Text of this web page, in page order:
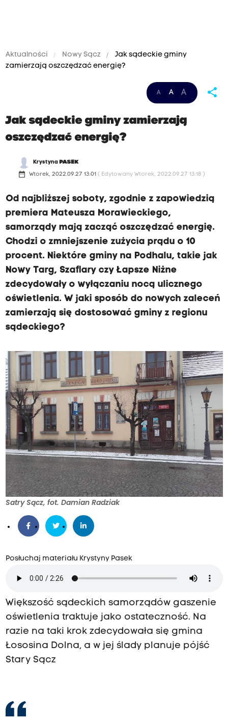
Aktualności Nowy Sącz
Jak sądeckie gminy
zamierzają oszczędzać energię?
A A A share
Jak sądeckie gminy zamierzają
oszczędzać energię?
Krystyna PASEK
date_range Wtorek, 2022.09.27 13:01 ( Edytowany Wtorek, 2022.09.27 13:18 )
Od najbliższej soboty, zgodnie z zapowiedzią
premiera Mateusza Morawieckiego,
samorządy mają zacząć oszczędzać energię.
Chodzi o zmniejszenie zużycia prądu o 10
procent. Niektóre gminy na Podhalu, takie jak
Nowy Targ, Szaflary czy Łapsze Niżne
zdecydowały o wyłączaniu nocą ulicznego
oświetlenia. W jaki sposób do nowych zaleceń
zamierzają się dostosować gminy z regionu
sądeckiego?
Satry Sącz, fot. Damian Radziak
Posłuchaj materiału Krystyny Pasek
Większość sądeckich samorządów gaszenie
oświetlenia traktuje jako ostateczność. Na
razie na taki krok zdecydowała się gmina
Łososina Dolna, a w jej ślady planuje pójść
Stary Sącz